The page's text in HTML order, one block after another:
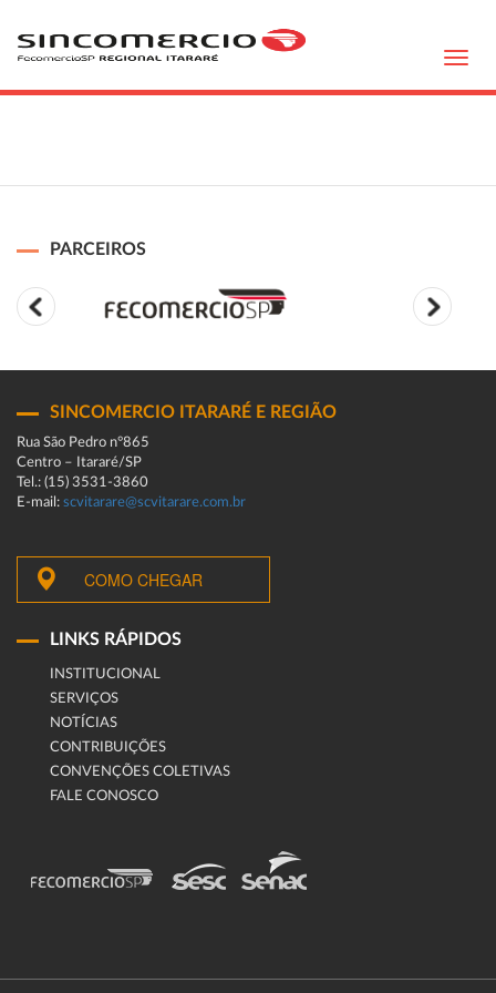
PARCEIROS
SINCOMERCIO ITARARÉ E REGIÃO
Rua São Pedro n°865
Centro – Itararé/SP
Tel.: (15) 3531-3860
E-mail: scvitarare@scvitarare.com.br
COMO CHEGAR
LINKS RÁPIDOS
INSTITUCIONAL
SERVIÇOS
NOTÍCIAS
CONTRIBUIÇÕES
CONVENÇÕES COLETIVAS
FALE CONOSCO